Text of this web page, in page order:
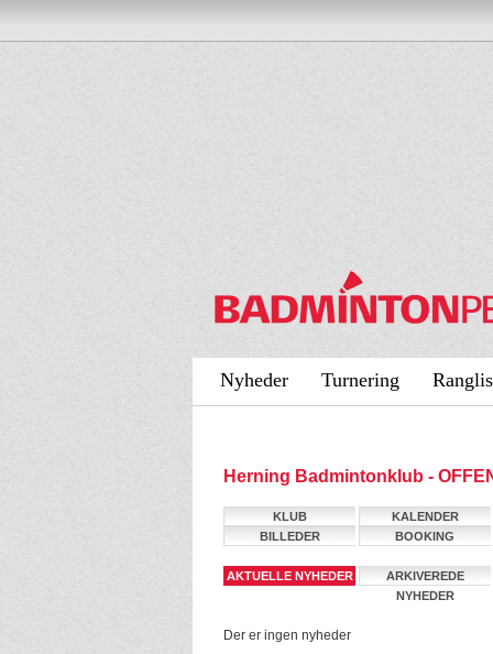
Nyheder Turnering
Herning Badmintonklub -
KLUB
KALENDER
BILLEDER
BOOKING
AKTUELLE NYHEDER
ARKIVEREDE
NYHEDER
Der er ingen nyheder